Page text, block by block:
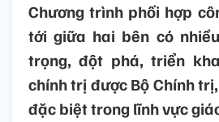
Chương trình phối hợp
tới giữa hai bên có
trọng, đột phá, triển
chính trị được Bộ Chính
đặc biệt trong lĩnh vực